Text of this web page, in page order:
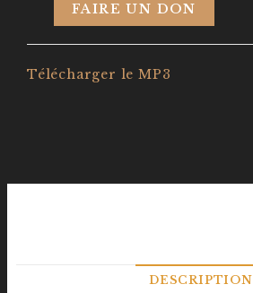
FAIRE UN DON
Télécharger le MP3
DESCRIPTION